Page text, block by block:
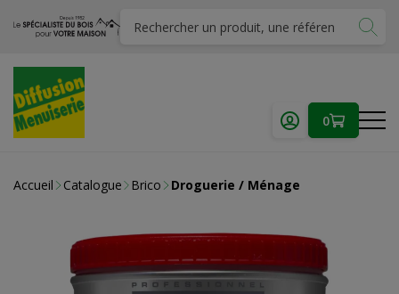
0
Accueil Catalogue Brico Droguerie / Ménage